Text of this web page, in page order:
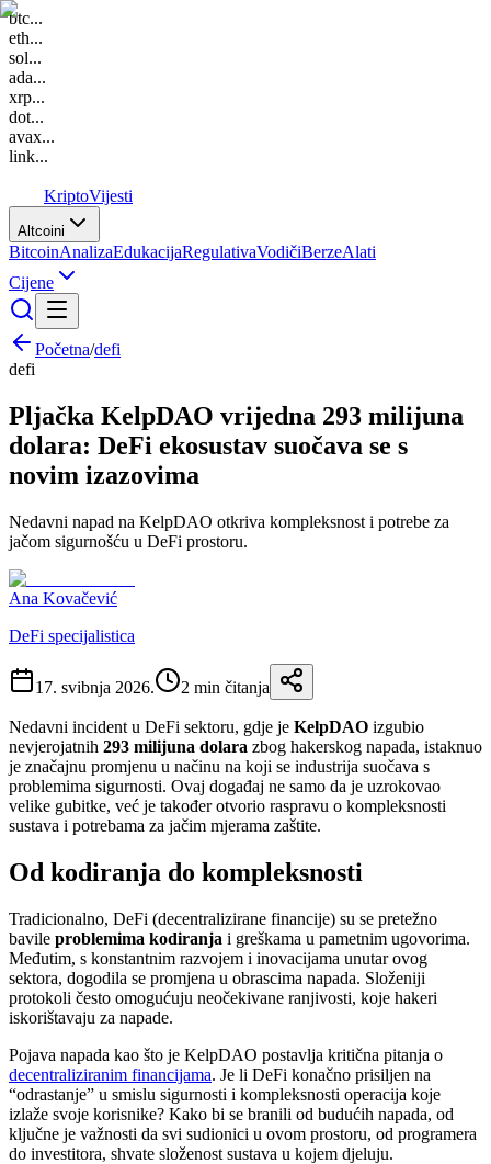
btc...
eth...
sol...
ada...
xrp...
dot...
avax...
link...
KriptoVijesti
Altcoini
BitcoinAnalizaEdukacijaRegulativaVodičiBerzeAlati
Cijene
Početna/defi
defi
Pljačka KelpDAO vrijedna 293 milijuna
dolara: DeFi ekosustav suočava se s
novim izazovima
Nedavni napad na KelpDAO otkriva kompleksnost i potrebe za
jačom sigurnošću u DeFi prostoru.
Ana Kovačević
DeFi specijalistica
17. svibnja 2026. 2 min čitanja
Nedavni incident u DeFi sektoru, gdje je KelpDAO izgubio
nevjerojatnih 293 milijuna dolara zbog hakerskog napada, istaknuo
je značajnu promjenu u načinu na koji se industrija suočava s
problemima sigurnosti. Ovaj događaj ne samo da je uzrokovao
velike gubitke, već je također otvorio raspravu o kompleksnosti
sustava i potrebama za jačim mjerama zaštite.
Od kodiranja do kompleksnosti
Tradicionalno, DeFi (decentralizirane financije) su se pretežno
bavile problemima kodiranja i greškama u pametnim ugovorima.
Međutim, s konstantnim razvojem i inovacijama unutar ovog
sektora, dogodila se promjena u obrascima napada. Složeniji
protokoli često omogućuju neočekivane ranjivosti, koje hakeri
iskorištavaju za napade.
Pojava napada kao što je KelpDAO postavlja kritična pitanja o
decentraliziranim financijama. Je li DeFi konačno prisiljen na
“odrastanje” u smislu sigurnosti i kompleksnosti operacija koje
izlaže svoje korisnike? Kako bi se branili od budućih napada, od
ključne je važnosti da svi sudionici u ovom prostoru, od programera
do investitora, shvate složenost sustava u kojem djeluju.